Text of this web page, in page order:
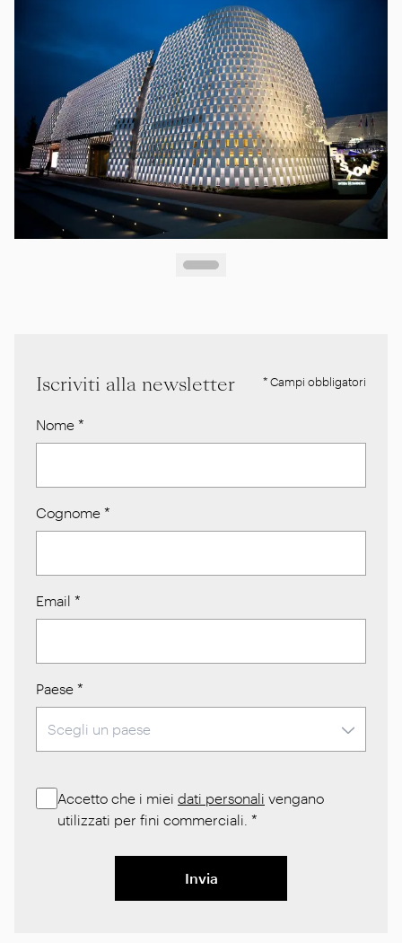
Iscriviti alla newsletter * Campi obbligatori
Nome *
Cognome *
Email *
Paese *
Accetto che i miei dati personali vengano
utilizzati per fini commerciali. *
Invia